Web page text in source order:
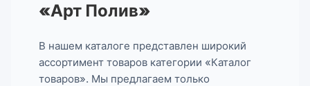
«Арт Полив»
В нашем каталоге представлен широкий
ассортимент товаров категории «Каталог
товаров». Мы предлагаем только